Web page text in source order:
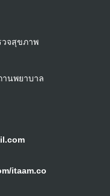
วจสุขภาพ
านพยาบาล
itaam.co